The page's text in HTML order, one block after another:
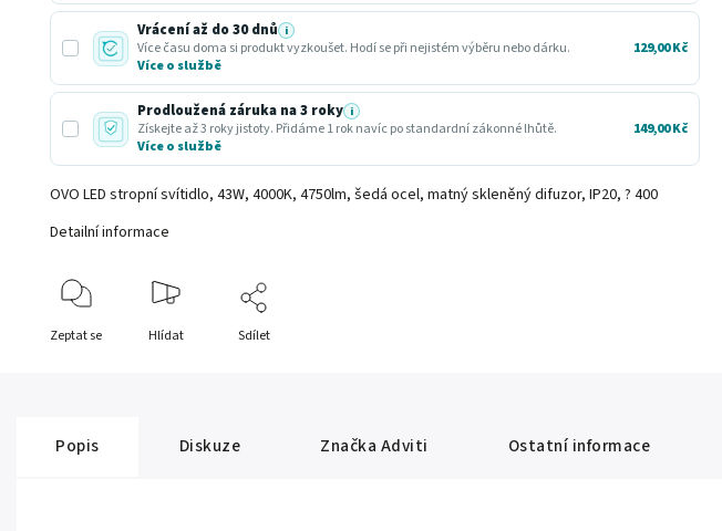
Vrácení až do 30 dnů i
Více času doma si produkt vyzkoušet. Hodí se při nejistém výběru nebo dárku.
Více o službě
129,00 Kč
Prodloužená záruka na 3 roky i
Získejte až 3 roky jistoty. Přidáme 1 rok navíc po standardní zákonné lhůtě.
Více o službě
149,00 Kč
OVO LED stropní svítidlo, 43W, 4000K, 4750lm, šedá ocel, matný skleněný difuzor, IP20, ? 400
Detailní informace
Zeptat se Hlídat Sdílet
Popis Diskuze Značka Adviti Ostatní informace